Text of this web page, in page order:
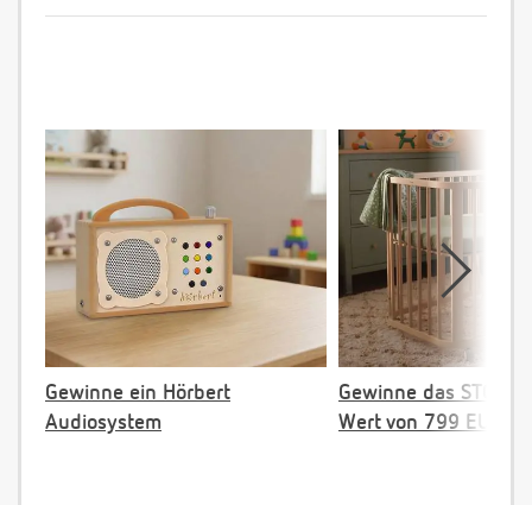
Gewinne ein Hörbert
Audiosystem
Gewinne das
Wert von 799 EUR